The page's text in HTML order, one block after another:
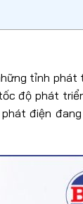
tỉnh phát
độ phát
điện